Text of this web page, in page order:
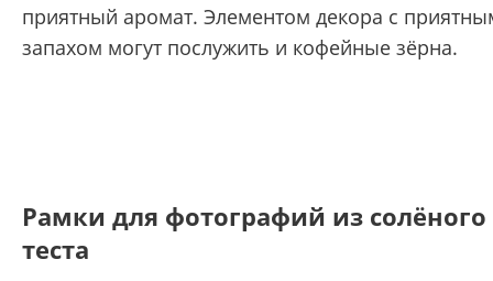
приятный аромат. Элементом декора с
запахом могут послужить и кофейные зёрна.
Рамки для фотографий из солёного
теста